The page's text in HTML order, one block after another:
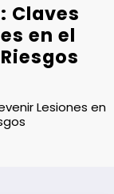
Claves
en el
Lesiones en